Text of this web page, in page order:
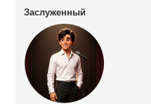
Заслуженный